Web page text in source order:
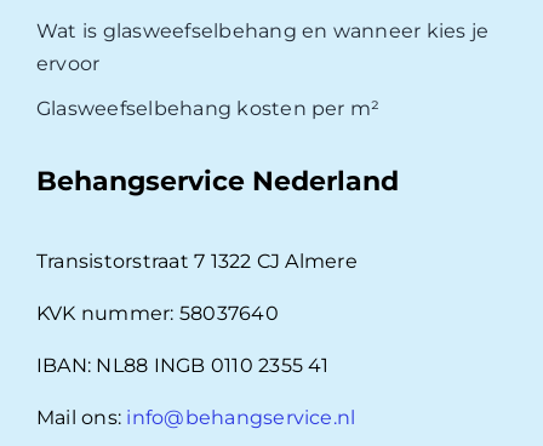
Wat is glasweefselbehang en wanneer kies je
ervoor
Glasweefselbehang kosten per m²
Behangservice Nederland
Transistorstraat 7 1322 CJ Almere
KVK nummer: 58037640
IBAN: NL88 INGB 0110 2355 41
Mail ons: info@behangservice.nl